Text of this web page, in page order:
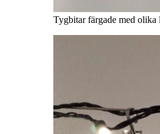
Tygbitar färgade med olika